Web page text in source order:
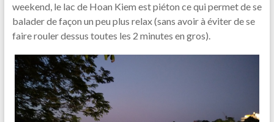
weekend, le lac de Hoan Kiem est piéton ce qui permet de se
balader de façon un peu plus relax (sans avoir à éviter de se
faire rouler dessus toutes les 2 minutes en gros).